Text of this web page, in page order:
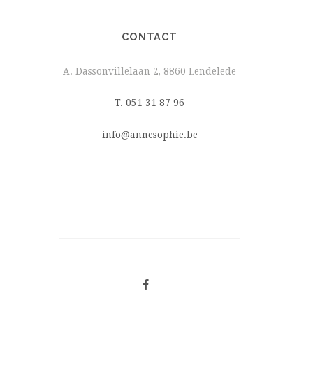
CONTACT
A. Dassonvillelaan 2, 8860 Lendelede
T. 051 31 87 96
info@annesophie.be